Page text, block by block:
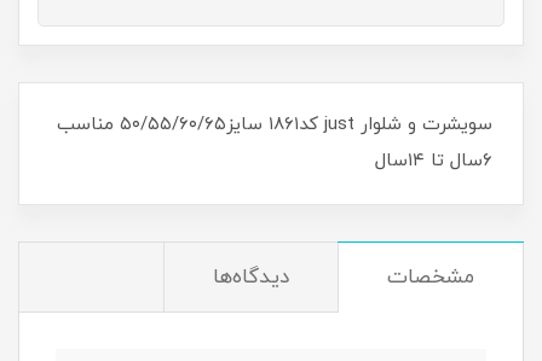
سویشرت و شلوار just کد۱۸۶۱ سایز۵۰/۵۵/۶۰/۶۵ مناسب
۶سال تا ۱۴سال
مشخصات دیدگاه‌ها